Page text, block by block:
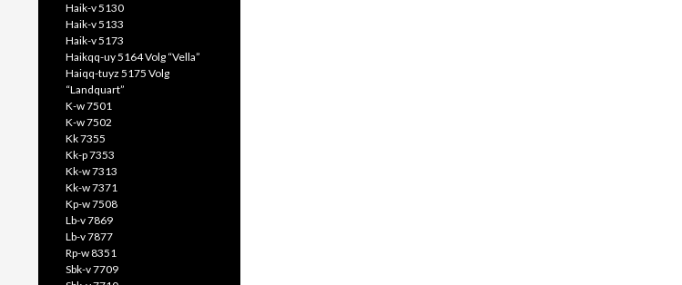
Haik-v 5130
Haik-v 5133
Haik-v 5173
Haikqq-uy 5164 Volg “Vella”
Haiqq-tuyz 5175 Volg
“Landquart”
K-w 7501
K-w 7502
Kk 7355
Kk-p 7353
Kk-w 7313
Kk-w 7371
Kp-w 7508
Lb-v 7869
Lb-v 7877
Rp-w 8351
Sbk-v 7709